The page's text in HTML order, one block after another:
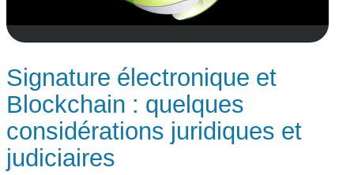
Signature électronique et
Blockchain : quelques
considérations juridiques et
judiciaires